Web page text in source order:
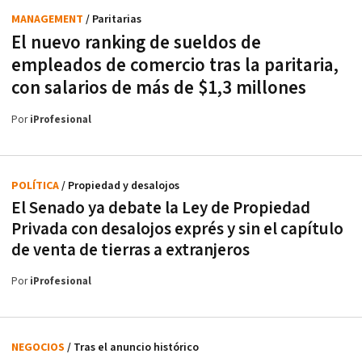
El nuevo ranking de sueldos de
empleados de comercio tras la paritaria,
con salarios de más de $1,3 millones
MANAGEMENT / Paritarias
PoriProfesional
El Senado ya debate la Ley de Propiedad
Privada con desalojos exprés y sin el capítulo
de venta de tierras a extranjeros
POLÍTICA/ Propiedad y desalojos
PoriProfesional
NEGOCIOS / Tras el anuncio histórico